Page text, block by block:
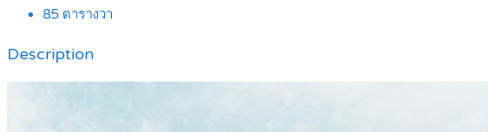
85 ตารางวา
Description